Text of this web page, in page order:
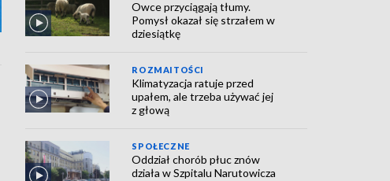
Owce przyciągają tłumy.
Pomysł okazał się strzałem w
dziesiątkę
ROZMAITOŚCI
Klimatyzacja ratuje przed
upałem, ale trzeba używać jej
z głową
SPOŁECZNE
Oddział chorób płuc znów
działa w Szpitalu Narutowicza